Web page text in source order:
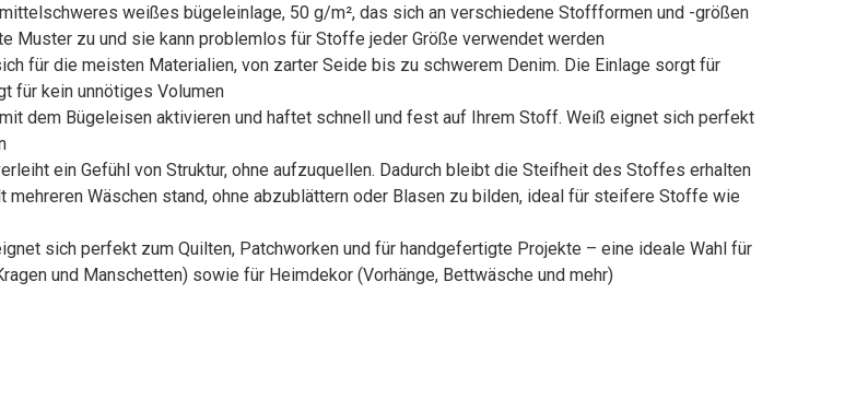
weißes bügeleinlage, 50 g/m², das sich an verschiedene Stoffformen und -größen
Muster zu und sie kann problemlos für Stoffe jeder Größe verwendet werden
für die meisten Materialien, von zarter Seide bis zu schwerem Denim. Die Einlage sorgt für
für kein unnötiges Volumen
dem Bügeleisen aktivieren und haftet schnell und fest auf Ihrem Stoff. Weiß eignet sich perfekt
ein Gefühl von Struktur, ohne aufzuquellen. Dadurch bleibt die Steifheit des Stoffes erhalten
mehreren Wäschen stand, ohne abzublättern oder Blasen zu bilden, ideal für steifere Stoffe wie
sich perfekt zum Quilten, Patchworken und für handgefertigte Projekte – eine ideale Wahl für
und Manschetten) sowie für Heimdekor (Vorhänge, Bettwäsche und mehr)